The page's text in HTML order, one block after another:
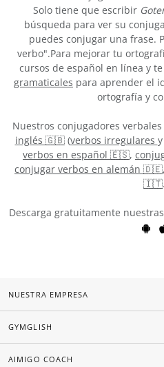
Solo tiene que escribir
búsqueda para ver su
puedes conjugar una frase.
verbo".Para mejorar tu
cursos de español en línea y
gramaticales para aprender el
ortografía y
Nuestros conjugadores
inglés 🇬🇧(verbos irregulares y
verbos en español 🇪🇸,
conjugar verbos en alemán 🇩🇪,
🇮🇹.
Descarga gratuitamente
NUESTRA EMPRESA
GYMGLISH
AIMIGO COACH